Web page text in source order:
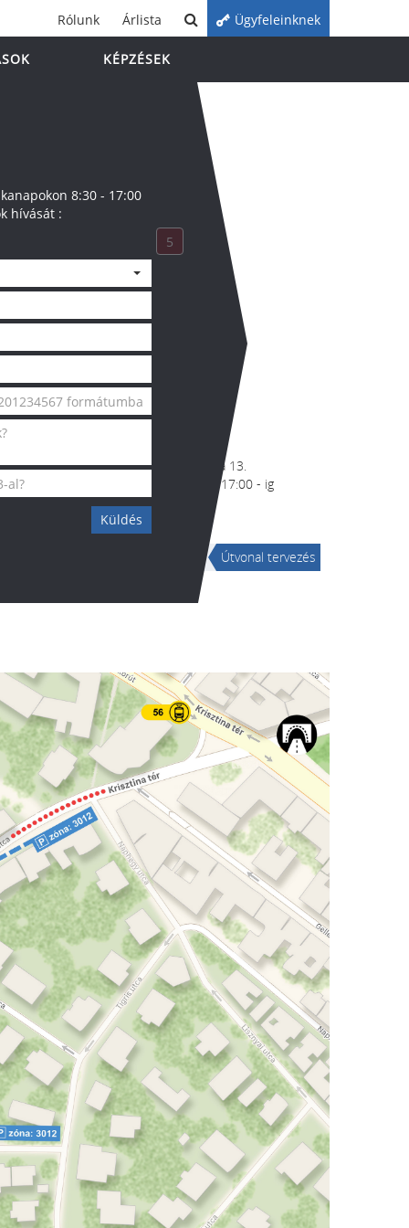
Rólunk Árlista Ügyfeleinknek
KÉPZÉSEK
1016 Budapest, Mészáros utca 13.
Nyitvatartás: munkanapokon 8:30 - 17:00 - ig
8:30 - 17:00
hívását :
5